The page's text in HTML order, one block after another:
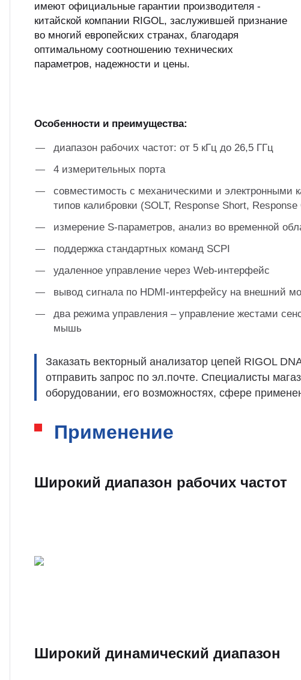
имеют официальные гарантии производителя -
китайской компании RIGOL, заслужившей признание
во многий европейских странах, благодаря
оптимальному соотношению технических
параметров, надежности и цены.
Особенности и преимущества:
диапазон рабочих частот: от 5 кГц до 26,5 ГГц
4 измерительных порта
совместимость с механическими и
типов калибровки (SOLT, Response Short,
измерение S-параметров, анализ во временной
поддержка стандартных команд SCPI
удаленное управление через Web-интерфейс
вывод сигнала по HDMI-интерфейсу на внешний
два режима управления – управление жестами
мышь
Заказать векторный анализатор цепей RIGOL
отправить запрос по эл.почте. Специалисты
оборудовании, его возможностях, сфере
Применение
Широкий диапазон рабочих частот
Широкий динамический диапазон